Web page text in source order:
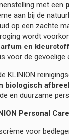
met een
aan bij de
op een zachte
wordt
en
voor de gevoelige
KLINION
biologisch
en duurzame
Personal
voor